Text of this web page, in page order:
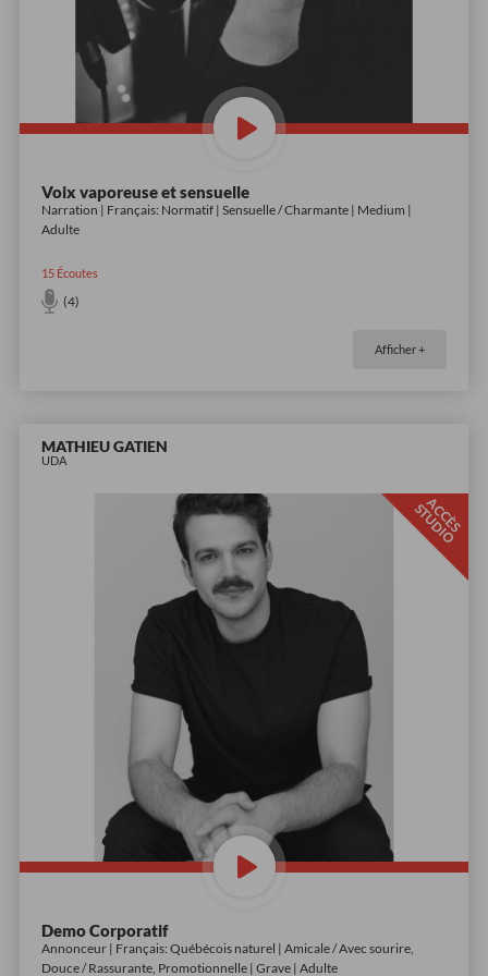
Voix vaporeuse et sensuelle
Narration | Français: Normatif | Sensuelle / Charmante | Medium |
Adulte
15Écoutes
(4)
Afficher +
MATHIEU GATIEN
UDA
A
C
C
È
S
S
T
U
D
I
O
Demo Corporatif
Annonceur | Français: Québécois naturel | Amicale / Avec sourire,
Douce / Rassurante, Promotionnelle | Grave | Adulte